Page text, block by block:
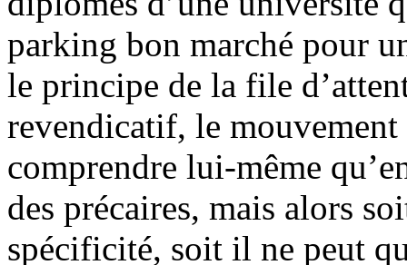
parking bon marché pour
le principe de la file
revendicatif, le mouvement
comprendre lui-même
des précaires, mais alors
spécificité, soit il ne peut